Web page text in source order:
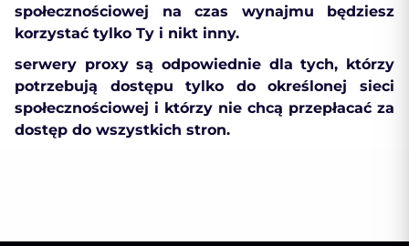
społecznościowej na czas wynajmu będziesz
korzystać tylko Ty i nikt inny.
serwery proxy są odpowiednie dla tych, którzy
potrzebują dostępu tylko do określonej sieci
społecznościowej i którzy nie chcą przepłacać za
dostęp do wszystkich stron.